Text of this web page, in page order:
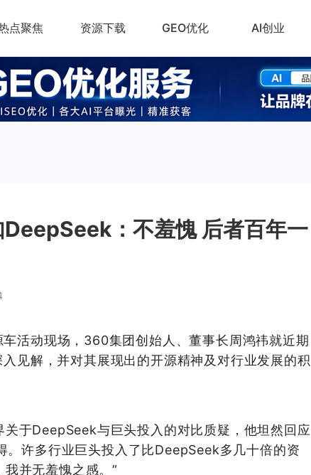
点聚焦 资源下载 GEO优化 AI创业
：不羞愧 后者百年一
活动现场，360集团创始人、董事长周鸿祎就近期
见解，并对其展现出的开源精神及对行业发展的积
于DeepSeek与巨头投入的对比质疑，他坦然回应
。许多行业巨头投入了比DeepSeek多几十倍的资
并无羞愧之感。”